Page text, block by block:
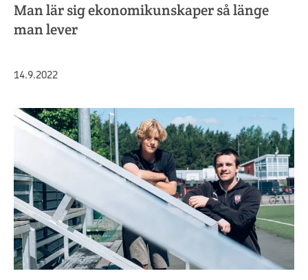
Man lär sig ekonomikunskaper så länge
man lever
Julkaistu
14.9.2022